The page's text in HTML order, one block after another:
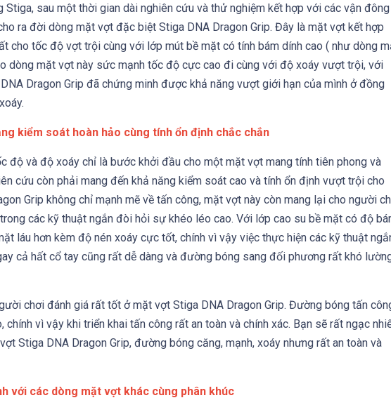
Stiga, sau một thời gian dài nghiên cứu và thử nghiệm kết hợp với các vận đông
ra đời dòng mặt vợt đặc biệt Stiga DNA Dragon Grip. Đây là mặt vợt kết hợp
cho tốc độ vợt trội cùng với lớp mút bề mặt có tính bám dính cao ( như dòng
dòng mặt vợt này sức mạnh tốc độ cực cao đi cùng với độ xoáy vượt trội, với
Dragon Grip đã chứng minh được khả năng vượt giới hạn của mình ở đồng
kiểm soát hoàn hảo cùng tính ổn định chắc chắn
độ và độ xoáy chỉ là bước khởi đầu cho một mặt vợt mang tính tiên phong và
cứu còn phải mang đến khả năng kiểm soát cao và tính ổn định vượt trội cho
Grip không chỉ mạnh mẽ về tấn công, mặt vợt này còn mang lại cho người
các kỹ thuật ngắn đòi hỏi sự khéo léo cao. Với lớp cao su bề mặt có độ
láu hơn kèm độ nén xoáy cực tốt, chính vì vậy việc thực hiện các kỹ thuật
cả hất cổ tay cũng rất dễ dàng và đường bóng sang đối phương rất khó
chơi đánh giá rất tốt ở mặt vợt Stiga DNA Dragon Grip. Đường bóng tấn
vì vậy khi triển khai tấn công rất an toàn và chính xác. Bạn sẽ rất ngạc
Stiga DNA Dragon Grip, đường bóng căng, mạnh, xoáy nhưng rất an toàn và
với các dòng mặt vợt khác cùng phân khúc